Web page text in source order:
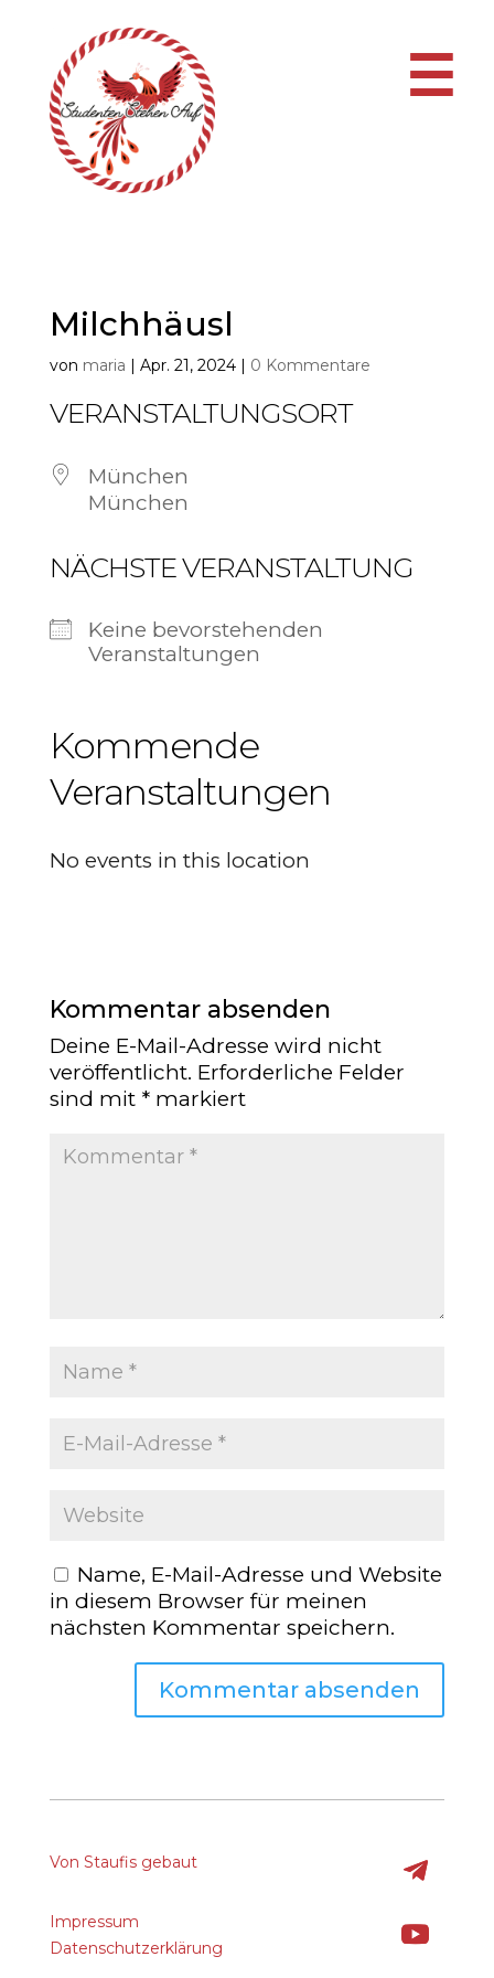
☰
Milchhäusl
von maria | Apr. 21, 2024| 0 Kommentare
VERANSTALTUNGSORT
München
München
NÄCHSTE VERANSTALTUNG
Keine bevorstehenden
Veranstaltungen
Kommende
Veranstaltungen
No events in this location
Kommentar absenden
Deine E-Mail-Adresse wird nicht
veröffentlicht. Erforderliche Felder
sind mit *markiert
Name, E-Mail-Adresse und Website
in diesem Browser für meinen
nächsten Kommentar speichern.
Von Staufis gebaut
Impressum
Datenschutzerklärung